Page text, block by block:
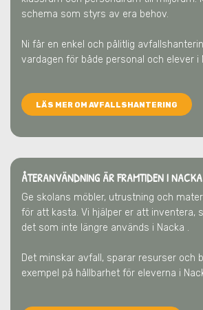
schema som styrs av era behov.
Ni får en enkel och pålitlig
vardagen för både personal och elever i
LÄS MER OM AVFALLSHANTERING
ÅTERANVÄNDNING ÄR FRAMTIDENI NACKA
Ge skolans möbler, utrustning och
för att kasta. Vi hjälper er att inventera,
det som inte längre används i Nacka .
Det minskar avfall, sparar resurser och
exempel på hållbarhet för eleverna i